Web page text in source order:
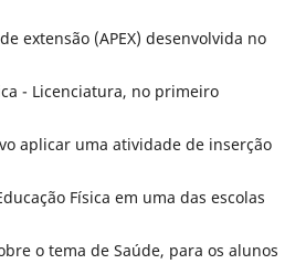
extensão (APEX) desenvolvida no
- Licenciatura, no primeiro
aplicar uma atividade de inserção
Física em uma das escolas
o tema de Saúde, para os alunos